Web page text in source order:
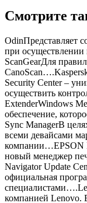
Смотрите
OdinПредставляет
при
ScanGearДля
Security Center –
осуществить
ExtenderWindows
обеспечение,
Sync ManagerВ
всеми девайсами
компании…EPSON
новый менеджер
Navigator Update
официальная
компанией Lenovo.